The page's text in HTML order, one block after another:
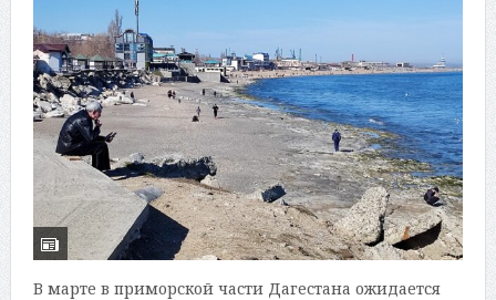
В марте в приморской части Дагестана ожидается